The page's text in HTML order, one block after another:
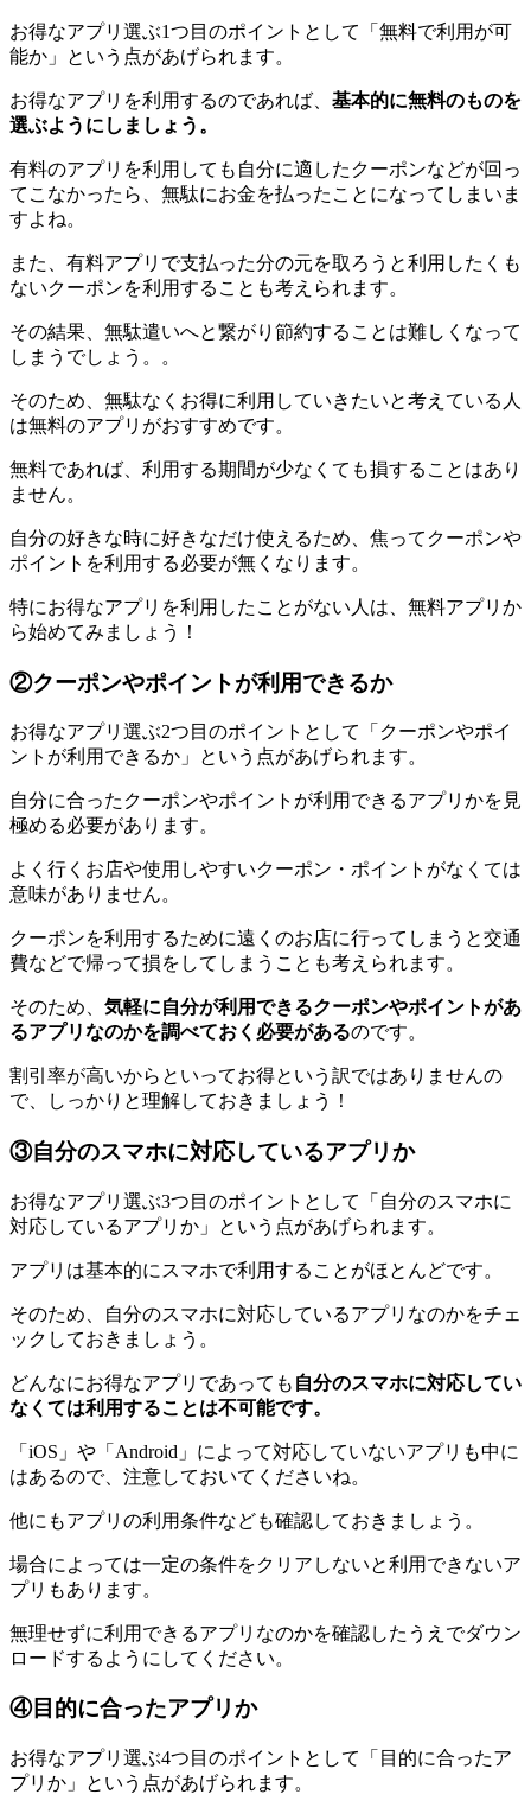
お得なアプリ選ぶ1つ目のポイントとして「無料で利用が可
能か」という点があげられます。
お得なアプリを利用するのであれば、 基本的に無料のものを
選ぶようにしましょう。
有料のアプリを利用しても自分に適したクーポンなどが回っ
てこなかったら、無駄にお金を払ったことになってしまいま
すよね。
また、有料アプリで支払った分の元を取ろうと利用したくも
ないクーポンを利用することも考えられます。
その結果、無駄遣いへと繋がり節約することは難しくなって
しまうでしょう。。
そのため、無駄なくお得に利用していきたいと考えている人
は無料のアプリがおすすめです。
無料であれば、利用する期間が少なくても損することはあり
ません。
自分の好きな時に好きなだけ使えるため、焦ってクーポンや
ポイントを利用する必要が無くなります。
特にお得なアプリを利用したことがない人は、無料アプリか
ら始めてみましょう！
②クーポンやポイントが利用できるか
お得なアプリ選ぶ2つ目のポイントとして「クーポンやポイ
ントが利用できるか」という点があげられます。
自分に合ったクーポンやポイントが利用できるアプリかを見
極める必要があります。
よく行くお店や使用しやすいクーポン・ポイントがなくては
意味がありません。
クーポンを利用するために遠くのお店に行ってしまうと交通
費などで帰って損をしてしまうことも考えられます。
そのため、 気軽に自分が利用できるクーポンやポイントがあ
るアプリなのかを調べておく必要があるのです。
割引率が高いからといってお得という訳ではありませんの
で、しっかりと理解しておきましょう！
③自分のスマホに対応しているアプリか
お得なアプリ選ぶ3つ目のポイントとして「自分のスマホに
対応しているアプリか」という点があげられます。
アプリは基本的にスマホで利用することがほとんどです。
そのため、自分のスマホに対応しているアプリなのかをチェ
ックしておきましょう。
どんなにお得なアプリであっても 自分のスマホに対応してい
なくては利用することは不可能です。
「iOS」や「Android」によって対応していないアプリも中に
はあるので、注意しておいてくださいね。
他にもアプリの利用条件なども確認しておきましょう。
場合によっては一定の条件をクリアしないと利用できないア
プリもあります。
無理せずに利用できるアプリなのかを確認したうえでダウン
ロードするようにしてください。
④目的に合ったアプリか
お得なアプリ選ぶ4つ目のポイントとして「目的に合ったア
プリか」という点があげられます。